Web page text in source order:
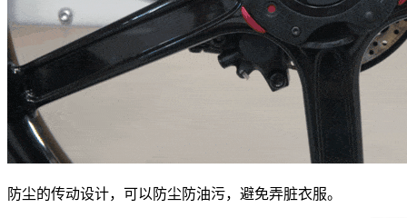
防尘的传动设计，可以防尘防油污，避免弄脏衣服。